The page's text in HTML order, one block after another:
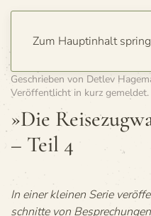
Zum Hauptinhalt
Geschrieben von Detlev
Veröffentlicht in kurz gemeldet.
»Die
– Teil 4
In einer klei­nen Serie
schnitte von